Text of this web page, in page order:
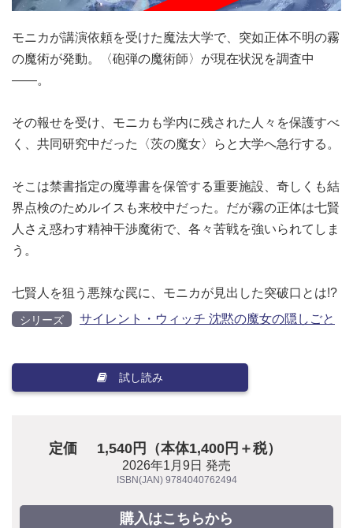
モニカが講演依頼を受けた魔法大学で、突如正体不明の霧
の魔術が発動。〈砲弾の魔術師〉が現在状況を調査中
――。
その報せを受け、モニカも学内に残された人々を保護すべ
く、共同研究中だった〈茨の魔女〉らと大学へ急行する。
そこは禁書指定の魔導書を保管する重要施設、奇しくも結
界点検のためルイスも来校中だった。だが霧の正体は七賢
人さえ惑わす精神干渉魔術で、各々苦戦を強いられてしま
う。
七賢人を狙う悪辣な罠に、モニカが見出した突破口とは!?
シリーズ サイレント・ウィッチ 沈黙の魔女の隠しごと
試し読み
定価 1,540円（本体1,400円＋税）
2026年1月9日 発売
ISBN(JAN) 9784040762494
購入はこちらから